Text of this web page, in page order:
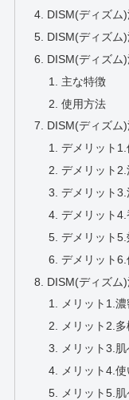
DISM(ディズム
DISM(ディズム
DISM(ディズム
主な特徴
使用方法
DISM(ディズム
デメリット
デメリット2.
デメリット
デメリット
デメリット
デメリット
DISM(ディズム
メリット1.
メリット2.
メリット3.
メリット4.
メリット5.